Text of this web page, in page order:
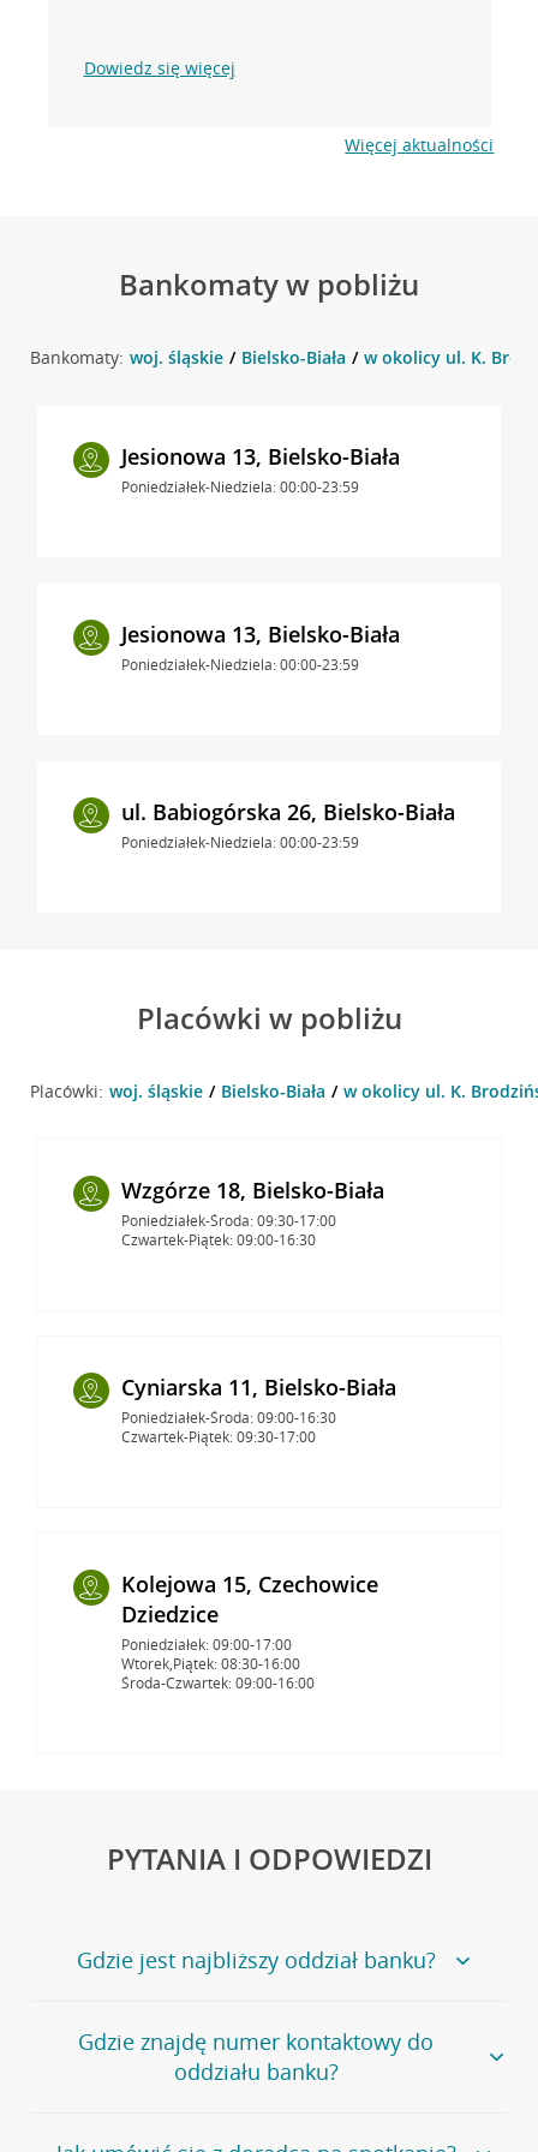
Dowiedz się więcej
Więcej aktualności
Bankomaty w pobliżu
Bankomaty: woj. śląskie Bielsko-Biała w okolicy ul. K.
Jesionowa 13, Bielsko-Biała
Poniedziałek-Niedziela: 00:00-23:59
Jesionowa 13, Bielsko-Biała
Poniedziałek-Niedziela: 00:00-23:59
ul. Babiogórska 26, Bielsko-Biała
Poniedziałek-Niedziela: 00:00-23:59
Placówki w pobliżu
Placówki: woj. śląskie Bielsko-Biała w okolicy ul. K.
Wzgórze 18, Bielsko-Biała
Poniedziałek-Środa: 09:30-17:00
Czwartek-Piątek: 09:00-16:30
Cyniarska 11, Bielsko-Biała
Poniedziałek-Środa: 09:00-16:30
Czwartek-Piątek: 09:30-17:00
Kolejowa 15, Czechowice
Dziedzice
Poniedziałek: 09:00-17:00
Wtorek,Piątek: 08:30-16:00
Środa-Czwartek: 09:00-16:00
PYTANIA I ODPOWIEDZI
Gdzie jest najbliższy oddział banku?
Jeśli szukasz oddziału naszego banku, zapraszamy na
stronęPlacówki i bankomaty, na której znajduje się
wygodna wyszukiwarka.
oddziałów
Gdzie znajdę numer kontaktowy do
oddziału banku?
Bank Credit Agricole nie udostępnia ogólnego numeru